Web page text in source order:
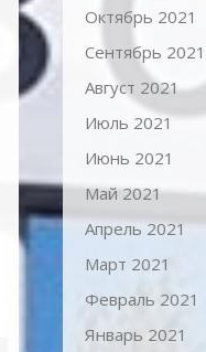
Октябрь 2021
Сентябрь 2021
Август 2021
Июль 2021
Июнь 2021
Май 2021
Апрель 2021
Март 2021
Февраль 2021
Январь 2021